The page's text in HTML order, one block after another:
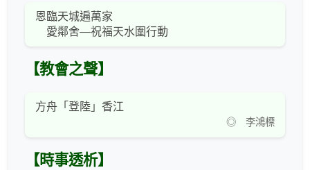
恩臨天城遍萬家
愛鄰舍—祝福天水圍行動
【教會之聲】
方舟「登陸」香江
◎ 李鴻標
【時事透析】